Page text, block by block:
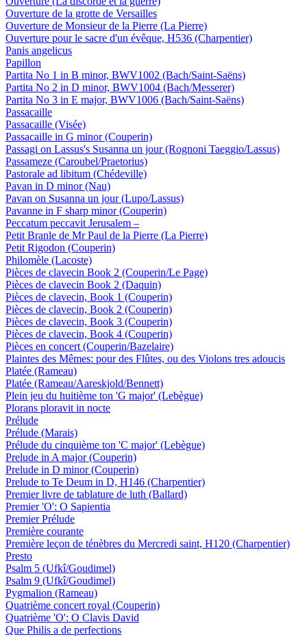
Ouverture de la grotte de Versailles
Ouverture de Monsieur de la Pierre (La Pierre)
Ouverture pour le sacre d'un évêque, H536 (Charpentier)
Panis angelicus
Papillon
Partita No 1 in B minor, BWV1002 (Bach/Saint-Saëns)
Partita No 2 in D minor, BWV1004 (Bach/Messerer)
Partita No 3 in E major, BWV1006 (Bach/Saint-Saëns)
Passacaille
Passacaille (Visée)
Passacaille in G minor (Couperin)
Passagi on Lassus's Susanna un jour (Rognoni Taeggio/Lassus)
Passameze (Caroubel/Praetorius)
Pastorale ad libitum (Chédeville)
Pavan in D minor (Nau)
Pavan on Susanna un jour (Lupo/Lassus)
Pavanne in F sharp minor (Couperin)
Peccatum peccavit Jerusalem –
Petit Branle de Mr Paul de la Pierre (La Pierre)
Petit Rigodon (Couperin)
Philomèle (Lacoste)
Pièces de clavecin Book 2 (Couperin/Le Page)
Pièces de clavecin Book 2 (Daquin)
Pièces de clavecin, Book 1 (Couperin)
Pièces de clavecin, Book 2 (Couperin)
Pièces de clavecin, Book 3 (Couperin)
Pièces de clavecin, Book 4 (Couperin)
Pièces en concert (Couperin/Bazelaire)
Plaintes des Mêmes: pour des Flûtes, ou des Violons tres adoucis
Platée (Rameau)
Platée (Rameau/Aareskjold/Bennett)
Plein jeu du huitième ton 'G major' (Lebègue)
Plorans ploravit in nocte
Prélude
Prélude (Marais)
Prélude du cinquième ton 'C major' (Lebègue)
Prelude in A major (Couperin)
Prelude in D minor (Couperin)
Prelude to Te Deum in D, H146 (Charpentier)
Premier livre de tablature de luth (Ballard)
Premier 'O': O Sapientia
Premier Prélude
Première courante
Première leçon de ténèbres du Mercredi saint, H120 (Charpentier)
Presto
Psalm 5 (Ufkî/Goudimel)
Psalm 9 (Ufkî/Goudimel)
Pygmalion (Rameau)
Quatrième concert royal (Couperin)
Quatrième 'O': O Clavis David
Que Philis a de perfections